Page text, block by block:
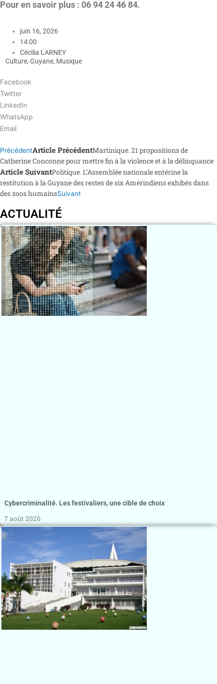
Pour en savoir plus : 06 94 24 46 84.
juin 16, 2026
14:00
Cécilia LARNEY
Culture, Guyane, Musique
Facebook
Twitter
LinkedIn
WhatsApp
Email
PrécédentArticle PrécédentMartinique. 21 propositions de
Catherine Conconne pour mettre fin à la violence et à la délinquance
Article SuivantPolitique. L’Assemblée nationale entérine la
restitution à la Guyane des restes de six Amérindiens exhibés dans
des zoos humainsSuivant
ACTUALITÉ
Cybercriminalité. Les festivaliers, une cible de choix
7 août 2026